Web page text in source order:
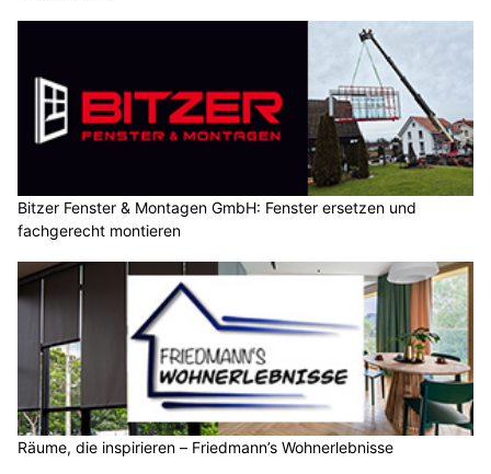
Bitzer Fenster & Montagen GmbH: Fenster ersetzen und
fachgerecht montieren
Räume, die inspirieren – Friedmann’s Wohnerlebnisse